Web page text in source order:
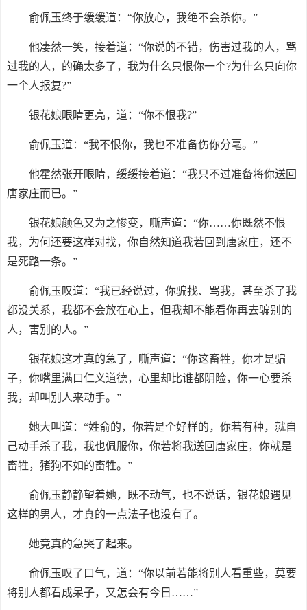
俞佩玉终于缓缓道：“你放心，我绝不会杀你。”
他凄然一笑，接着道：“你说的不错，伤害过我的人，骂
过我的人，的确太多了，我为什么只恨你一个?为什么只向你
一个人报复?”
银花娘眼睛更亮，道：“你不恨我?”
俞佩玉道：“我不恨你，我也不准备伤你分毫。”
他霍然张开眼睛，缓缓接着道：“我只不过准备将你送回
唐家庄而已。”
银花娘颜色又为之惨变，嘶声道：“你……你既然不恨
我，为何还要这样对找，你自然知道我若回到唐家庄，还不
是死路一条。”
俞佩玉叹道：“我已经说过，你骗找、骂我，甚至杀了我
都没关系，我都不会放在心上，但我却不能看你再去骗别的
人，害别的人。”
银花娘这才真的急了，嘶声道：“你这畜牲，你才是骗
子，你嘴里满口仁义道德，心里却比谁都阴险，你一心要杀
我，却叫别人来动手。”
她大叫道：“姓俞的，你若是个好样的，你若有种，就自
己动手杀了我，我也佩服你，你若将我送回唐家庄，你就是
畜牲，猪狗不如的畜牲。”
俞佩玉静静望着她，既不动气，也不说话，银花娘遇见
这样的男人，才真的一点法子也没有了。
她竟真的急哭了起来。
俞佩玉叹了口气，道：“你以前若能将别人看重些，莫要
将别人都看成呆子，又怎会有今日……”